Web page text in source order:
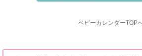
ベビーカレンダーTOP